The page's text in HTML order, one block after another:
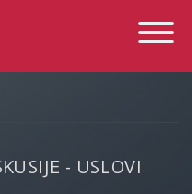
Toggle
- USLOVI